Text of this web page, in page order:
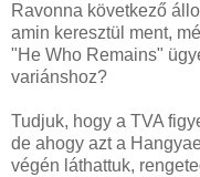
Ravonna következő
amin keresztül ment,
"He Who Remains"
variánshoz?
Tudjuk, hogy a TVA
de ahogy azt a
végén láthattuk,